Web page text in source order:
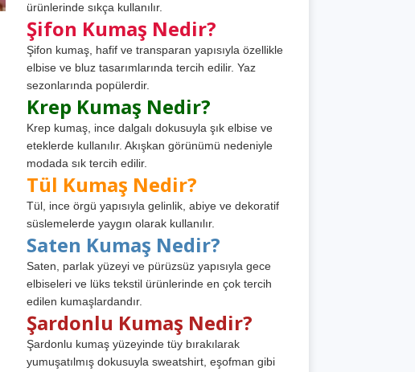
ürünlerinde sıkça kullanılır.
Şifon Kumaş Nedir?
Şifon kumaş, hafif ve transparan yapısıyla özellikle
elbise ve bluz tasarımlarında tercih edilir. Yaz
sezonlarında popülerdir.
Krep Kumaş Nedir?
Krep kumaş, ince dalgalı dokusuyla şık elbise ve
eteklerde kullanılır. Akışkan görünümü nedeniyle
modada sık tercih edilir.
Tül Kumaş Nedir?
Tül, ince örgü yapısıyla gelinlik, abiye ve dekoratif
süslemelerde yaygın olarak kullanılır.
Saten Kumaş Nedir?
Saten, parlak yüzeyi ve pürüzsüz yapısıyla gece
elbiseleri ve lüks tekstil ürünlerinde en çok tercih
edilen kumaşlardandır.
Şardonlu Kumaş Nedir?
Şardonlu kumaş yüzeyinde tüy bırakılarak
yumuşatılmış dokusuyla sweatshirt, eşofman gibi